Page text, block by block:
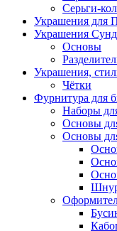
Серьги-
Украшения для
Украшения
Основы
Украшения,
Чётки
Фурнитура для
Наборы
Основы
Основы